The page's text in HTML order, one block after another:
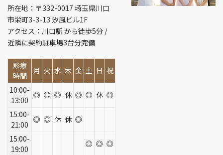
所在地：〒332-0017 埼玉県川口
市栄町3-3-13 汐風ビル1F
アクセス：川口駅 から徒歩5分 /
近隣に契約駐車場3台分完備
診療
時間
月 火 水 木 金 土 日 祝
10:00-
13:00
◎ ◎ ◎ 休 ◎ ◎ 休 ◎
15:00-
21:00
◎ ◎ 休 休 ◎
15:00-
19:00
◎ ◎ ◎